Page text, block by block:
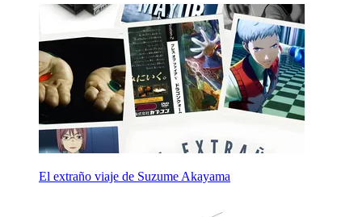
El extraño viaje de Suzume Akayama